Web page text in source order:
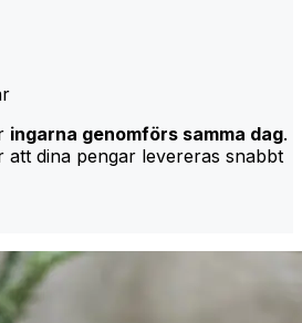
ingarna genomförs samma dag.
att dina pengar levereras snabbt